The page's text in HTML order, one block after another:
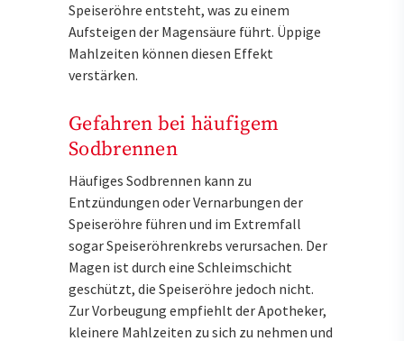
Externen Inhalten zustimmen
und laden
Speiseröhre entsteht, was zu einem
Aufsteigen der Magensäure führt. Üppige
Mahlzeiten können diesen Effekt
verstärken.
Gefahren bei häufigem
Sodbrennen
Häufiges Sodbrennen kann zu
Entzündungen oder Vernarbungen der
Speiseröhre führen und im Extremfall
sogar Speiseröhrenkrebs verursachen. Der
Magen ist durch eine Schleimschicht
geschützt, die Speiseröhre jedoch nicht.
Zur Vorbeugung empfiehlt der Apotheker,
kleinere Mahlzeiten zu sich zu nehmen und